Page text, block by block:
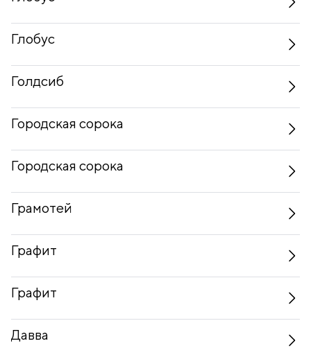
Глобус
Голдсиб
Городская сорока
Городская сорока
Грамотей
Графит
Графит
Давва